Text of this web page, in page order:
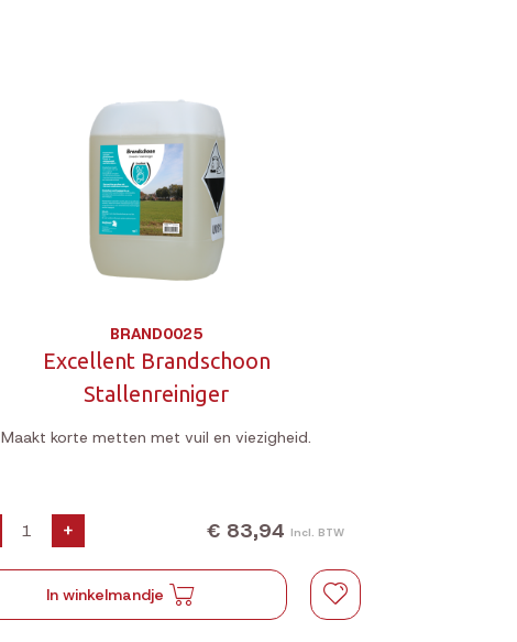
BRAND0025
Excellent Brandschoon
Stallenreiniger
Maakt korte metten met vuil en viezigheid.
+ € 83,94 Incl. BTW
In winkelmandje